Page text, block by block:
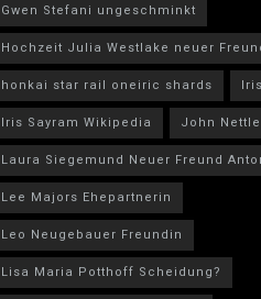
Gwen Stefani ungeschminkt
Hochzeit Julia Westlake neuer
honkai star rail oneiric shards
Iris Sayram Wikipedia
John
Laura Siegemund Neuer Freund
Lee Majors Ehepartnerin
Leo Neugebauer Freundin
Lisa Maria Potthoff Scheidung?